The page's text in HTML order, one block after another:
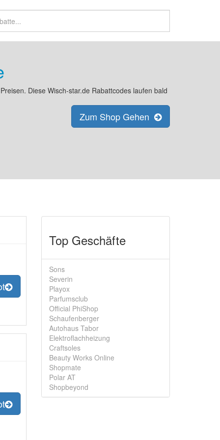
Diese Wisch-star.de Rabattcodes laufen bald
Zum Shop Gehen
Top Geschäfte
Sons
Severin
Playox
Parfumsclub
Official PhiShop
Schaufenberger
Autohaus Tabor
Elektroflachheizung
Craftsoles
Beauty Works Online
Shopmate
Polar AT
Shopbeyond